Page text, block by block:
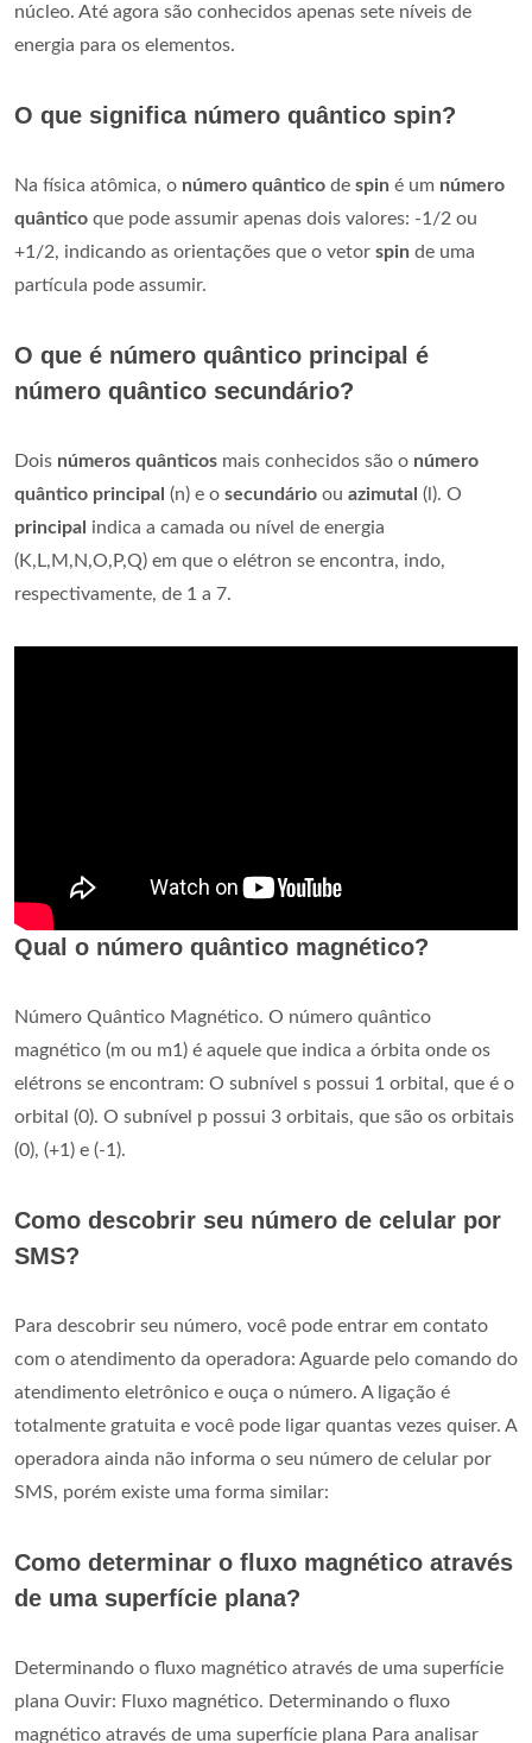
núcleo. Até agora são conhecidos apenas sete níveis de
energia para os elementos.
O que significa número quântico spin?
Na física atômica, o número quântico de spin é um número
quântico que pode assumir apenas dois valores: -1/2 ou
+1/2, indicando as orientações que o vetor spin de uma
partícula pode assumir.
O que é número quântico principal é
número quântico secundário?
Dois números quânticos mais conhecidos são o número
quântico principal (n) e o secundário ou azimutal (l). O
principal indica a camada ou nível de energia
(K,L,M,N,O,P,Q) em que o elétron se encontra, indo,
respectivamente, de 1 a 7.
Qual o número quântico magnético?
Número Quântico Magnético. O número quântico
magnético (m ou m1) é aquele que indica a órbita onde os
elétrons se encontram: O subnível s possui 1 orbital, que é o
orbital (0). O subnível p possui 3 orbitais, que são os orbitais
(0), (+1) e (-1).
Como descobrir seu número de celular por
SMS?
Para descobrir seu número, você pode entrar em contato
com o atendimento da operadora: Aguarde pelo comando do
atendimento eletrônico e ouça o número. A ligação é
totalmente gratuita e você pode ligar quantas vezes quiser. A
operadora ainda não informa o seu número de celular por
SMS, porém existe uma forma similar:
Como determinar o fluxo magnético através
de uma superfície plana?
Determinando o fluxo magnético através de uma superfície
plana Ouvir: Fluxo magnético. Determinando o fluxo
magnético através de uma superfície plana Para analisar